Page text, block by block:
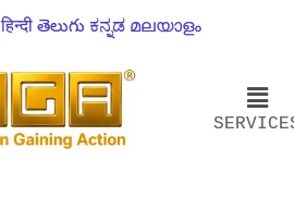
हिन्दी తెలుగు ಕನ್ನಡ മലയാളം